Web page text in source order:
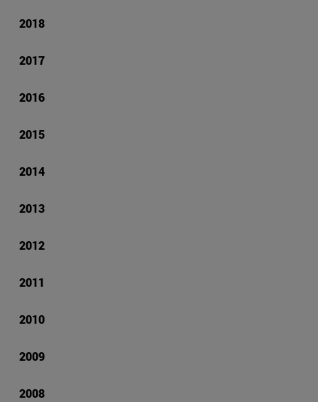
2018
2017
2016
2015
2014
2013
2012
2011
2010
2009
2008